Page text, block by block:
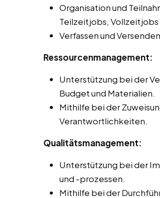
Organisation und
Teilzeitjobs,
Verfassen und
Ressourcenmanagement:
Unterstützung bei der
Budget und Materialien.
Mithilfe bei der
Verantwortlichkeiten.
Qualitätsmanagement:
Unterstützung bei der
und -prozessen.
Mithilfe bei der